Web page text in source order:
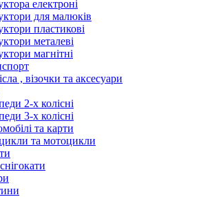
електроні
для малюків
пластикові
металеві
магнітні
, візочки та аксесуари
2-х колісні
3-х колісні
та карти
та мотоцикли